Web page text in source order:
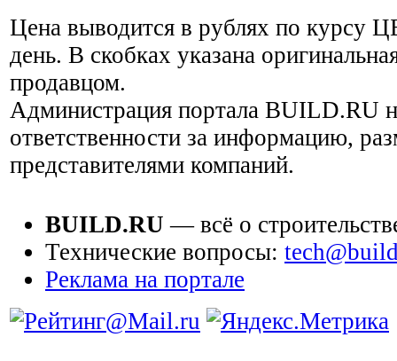
Цена выводится в рублях по курсу
день. В скобках указана
продавцом.
Администрация портала BUILD.RU
ответственности за информацию,
представителями компаний.
BUILD.RU — всё о
Технические вопросы:
Реклама на портале